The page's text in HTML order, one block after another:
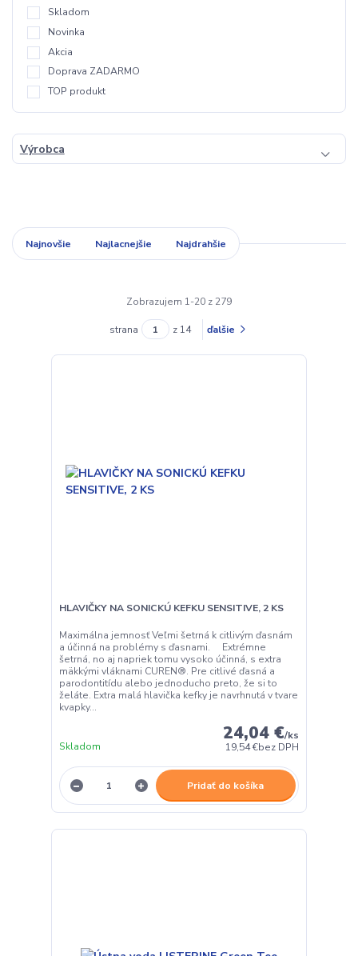
Skladom
Novinka
Akcia
Doprava ZADARMO
TOP produkt
Výrobca
Najnovšie Najlacnejšie Najdrahšie
Zobrazujem 1-20 z 279
strana z 14 ďalšie
HLAVIČKY NA SONICKÚ KEFKU SENSITIVE, 2 KS
Maximálna jemnosť Veľmi šetrná k citlivým ďasnám
a účinná na problémy s ďasnami. Extrémne
šetrná, no aj napriek tomu vysoko účinná, s extra
mäkkými vláknami CUREN®. Pre citlivé ďasná a
parodontitídu alebo jednoducho preto, že si to
želáte. Extra malá hlavička kefky je navrhnutá v tvare
kvapky...
24,04 €/ks
19,54 €bez DPH
Skladom
Pridať do košíka